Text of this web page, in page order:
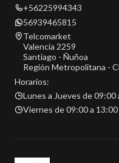
+56225994343
56939465815
Telcomarket
Valencia 2259
Santiago - Ñuñoa
Región Metropolitana -
Horarios:
Lunes a Jueves de
Viernes de 09:00 a